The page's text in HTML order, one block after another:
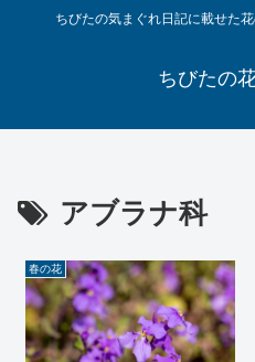
ちびたの気まぐれ日記に載せた
ちびたの
アブラナ科
春の花